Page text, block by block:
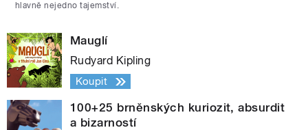
hlavně nejedno tajemství.
Mauglí
Rudyard Kipling
Koupit
100+25 brněnských kuriozit, absurdit
a bizarností